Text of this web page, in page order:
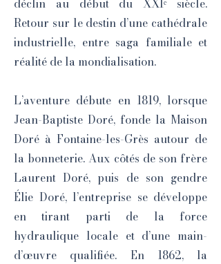
déclin au début du XXIᵉ siècle.
Retour sur le destin d’une cathédrale
industrielle, entre saga familiale et
réalité de la mondialisation.
L’aventure débute en 1819, lorsque
Jean-Baptiste Doré, fonde la Maison
Doré à Fontaine-les-Grès autour de
la bonneterie. Aux côtés de son frère
Laurent Doré, puis de son gendre
Élie Doré, l’entreprise se développe
en tirant parti de la force
hydraulique locale et d’une main-
d’œuvre qualifiée. En 1862, la